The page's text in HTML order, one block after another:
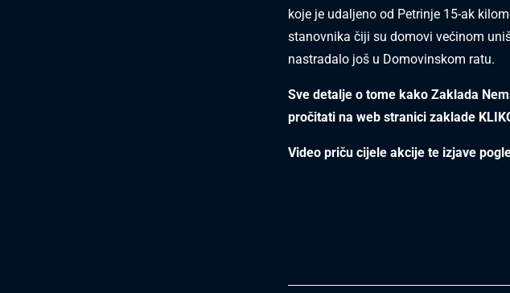
koje je udaljeno od Petrinje 15-ak
stanovnika čiji su domovi većinom
nastradalo još u Domovinskom ratu.
Sve detalje o tome kako Zaklada
pročitati na web stranici zaklade
Video priču cijele akcije te izjave